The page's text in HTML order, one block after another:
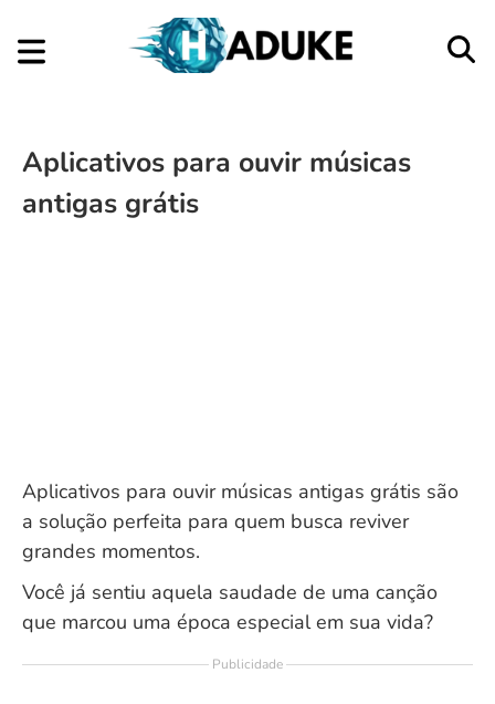
Aplicativos para ouvir músicas
antigas grátis
Aplicativos para ouvir músicas antigas grátis são
a solução perfeita para quem busca reviver
grandes momentos.
Você já sentiu aquela saudade de uma canção
que marcou uma época especial em sua vida?
Publicidade